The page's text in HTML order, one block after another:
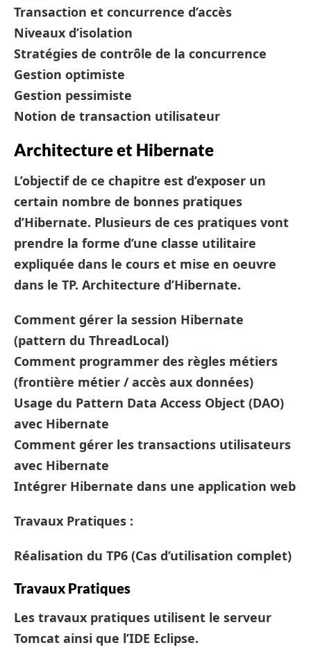
Transaction et concurrence d’accès
Niveaux d’isolation
Stratégies de contrôle de la concurrence
Gestion optimiste
Gestion pessimiste
Notion de transaction utilisateur
Architecture et Hibernate
L’objectif de ce chapitre est d’exposer un
certain nombre de bonnes pratiques
d’Hibernate. Plusieurs de ces pratiques vont
prendre la forme d’une classe utilitaire
expliquée dans le cours et mise en oeuvre
dans le TP. Architecture d’Hibernate.
Comment gérer la session Hibernate
(pattern du ThreadLocal)
Comment programmer des règles métiers
(frontière métier / accès aux données)
Usage du Pattern Data Access Object (DAO)
avec Hibernate
Comment gérer les transactions utilisateurs
avec Hibernate
Intégrer Hibernate dans une application web
Travaux Pratiques :
Réalisation du TP6 (Cas d’utilisation complet)
Travaux Pratiques
Les travaux pratiques utilisent le serveur
Tomcat ainsi que l’IDE Eclipse.